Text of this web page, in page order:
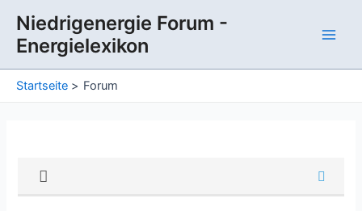
Inhalt
springen
Niedrigenergie Forum -
Energielexikon
Startseite Forum